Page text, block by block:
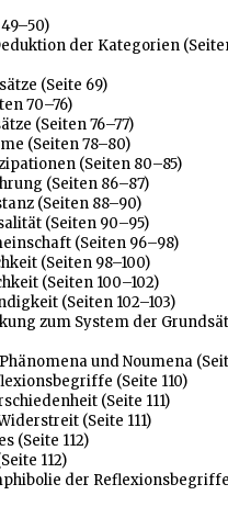
der Kategorien (Seiten
(Seite 69)
70–76)
(Seiten 76–77)
(Seiten 78–80)
(Seiten 80–85)
(Seiten 86–87)
(Seiten 88–90)
(Seiten 90–95)
(Seiten 96–98)
(Seiten 98–100)
(Seiten 100–102)
(Seiten 102–103)
zum System der
und Noumena
(Seite 110)
(Seite 111)
(Seite 111)
(Seite 112)
112)
der